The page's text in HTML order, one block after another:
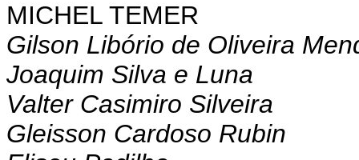
MICHEL TEMER
Gilson Libório de Oliveira
Joaquim Silva e Luna
Valter Casimiro Silveira
Gleisson Cardoso Rubin